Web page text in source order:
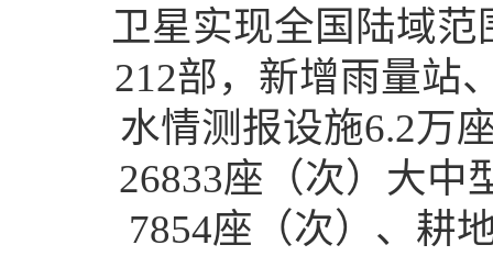
卫星实现全国陆域
212部，新增雨量站
水情测报设施6.2万
26833座（次）大中
7854座（次）、耕